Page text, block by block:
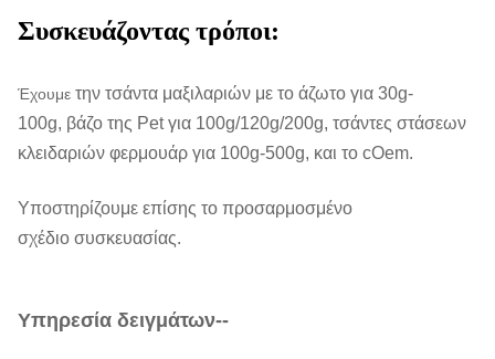
βάρος:
10.6KG/ctn
0.03=0.38*0.28*0.28m
Ποσότητα: 20
"/40 "/40HQ
980/2020/2310ctns
COem: Διαθέσιμος.
παράδοσης:
Συσκευάζοντας τρόποι:
Έχουμε την τσάντα μαξιλαριών με το άζωτο για 30g-
100g, βάζο της Pet για 100g/120g/200g, τσάντες στάσεων
κλειδαριών φερμουάρ για 100g-500g, και το cOem.
Υποστηρίζουμε επίσης το προσαρμοσμένο
σχέδιο συσκευασίας.
Υπηρεσία δειγμάτων--